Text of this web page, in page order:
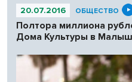
20.07.2016 ОБЩЕСТВО
Полтора миллиона
Дома Культуры в